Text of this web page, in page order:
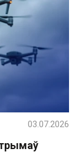
03.07.2026